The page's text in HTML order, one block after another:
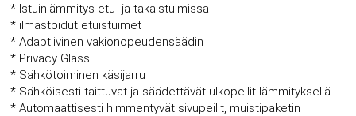
* Istuinlämmitys etu- ja takaistuimissa
* ilmastoidut etuistuimet
* Adaptiivinen vakionopeudensäädin
* Privacy Glass
* Sähkötoiminen käsijarru
* Sähköisesti taittuvat ja säädettävät ulkopeilit lämmityksellä
* Automaattisesti himmentyvät sivupeilit, muistipaketin